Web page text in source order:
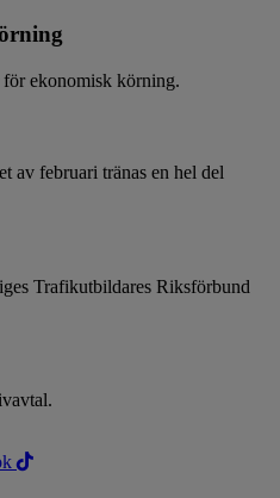
ekonomisk körning.
av februari tränas en hel del
Trafikutbildares Riksförbund